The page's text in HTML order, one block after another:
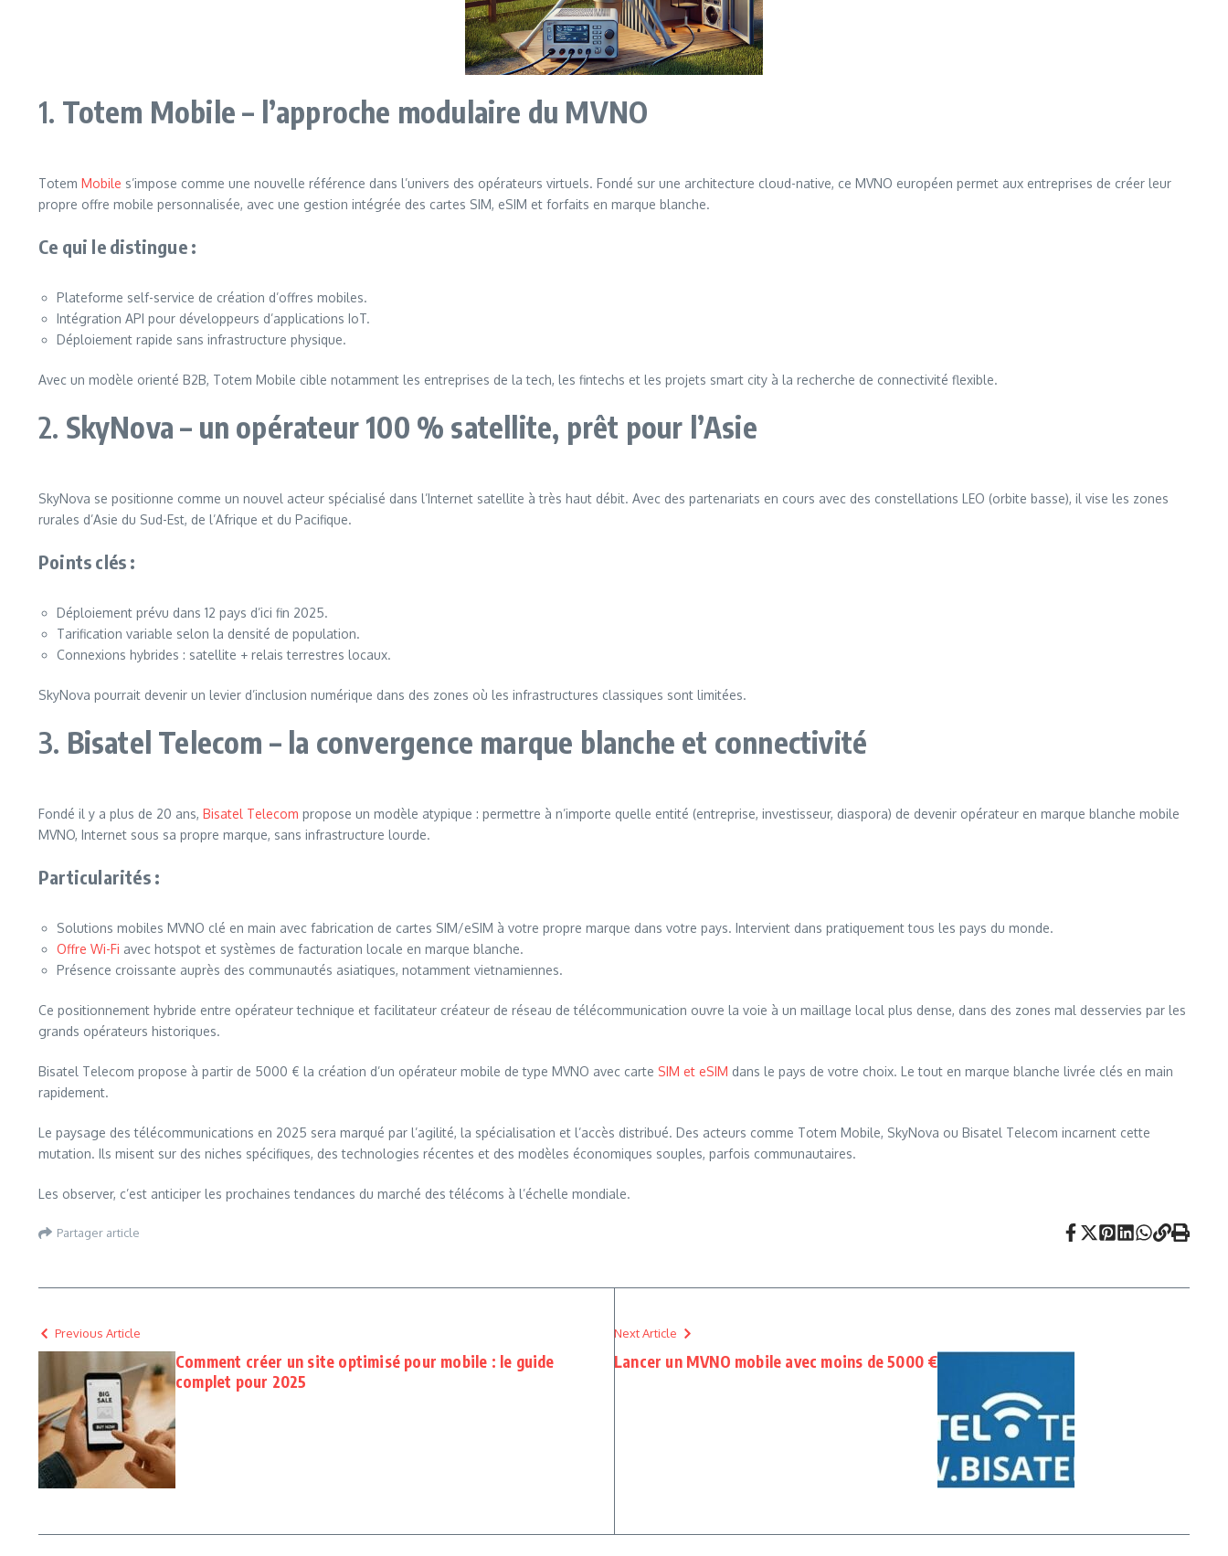
1. Totem Mobile – l’approche modulaire du MVNO
Totem Mobile s’impose comme une nouvelle référence dans l’univers des opérateurs virtuels. Fondé sur une architecture cloud-native, ce MVNO européen permet aux entreprises de créer leur
propre offre mobile personnalisée, avec une gestion intégrée des cartes SIM, eSIM et forfaits en marque blanche.
Ce qui le distingue :
Plateforme self-service de création d’offres mobiles.
Intégration API pour développeurs d’applications IoT.
Déploiement rapide sans infrastructure physique.
Avec un modèle orienté B2B, Totem Mobile cible notamment les entreprises de la tech, les fintechs et les projets smart city à la recherche de connectivité flexible.
2. SkyNova – un opérateur 100 % satellite, prêt pour l’Asie
SkyNova se positionne comme un nouvel acteur spécialisé dans l’Internet satellite à très haut débit. Avec des partenariats en cours avec des constellations LEO (orbite basse), il vise les zones
rurales d’Asie du Sud-Est, de l’Afrique et du Pacifique.
Points clés :
Déploiement prévu dans 12 pays d’ici fin 2025.
Tarification variable selon la densité de population.
Connexions hybrides : satellite + relais terrestres locaux.
SkyNova pourrait devenir un levier d’inclusion numérique dans des zones où les infrastructures classiques sont limitées.
3. Bisatel Telecom – la convergence marque blanche et connectivité
Fondé il y a plus de 20 ans, Bisatel Telecom propose un modèle atypique : permettre à n’importe quelle entité (entreprise, investisseur, diaspora) de devenir opérateur en marque blanche mobile
MVNO, Internet sous sa propre marque, sans infrastructure lourde.
Particularités :
Solutions mobiles MVNO clé en main avec fabrication de cartes SIM/eSIM à votre propre marque dans votre pays. Intervient dans pratiquement tous les pays du monde.
Offre Wi-Fi avec hotspot et systèmes de facturation locale en marque blanche.
Présence croissante auprès des communautés asiatiques, notamment vietnamiennes.
Ce positionnement hybride entre opérateur technique et facilitateur créateur de réseau de télécommunication ouvre la voie à un maillage local plus dense, dans des zones mal desservies par les
grands opérateurs historiques.
Bisatel Telecom propose à partir de 5000 € la création d’un opérateur mobile de type MVNO avec carte SIM et eSIM dans le pays de votre choix. Le tout en marque blanche livrée clés en main
rapidement.
Le paysage des télécommunications en 2025 sera marqué par l’agilité, la spécialisation et l’accès distribué. Des acteurs comme Totem Mobile, SkyNova ou Bisatel Telecom incarnent cette
mutation. Ils misent sur des niches spécifiques, des technologies récentes et des modèles économiques souples, parfois communautaires.
Les observer, c’est anticiper les prochaines tendances du marché des télécoms à l’échelle mondiale.
Partager article
Previous Article
Comment créer un site optimisé pour mobile : le guide
complet pour 2025
Next Article
Lancer un MVNO mobile avec moins de 5000 €